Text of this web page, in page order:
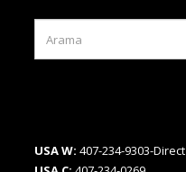
USA W: 407-234-9303-Direct